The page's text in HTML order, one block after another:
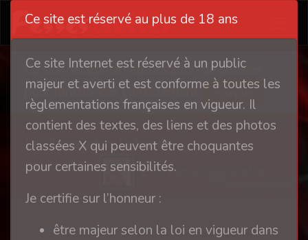
Ce site nécessite l'autorisation de cookies
pour fonctionner correctement
Accepter
La vilaine adore la fessée
Fan-d-Aquarelle
0 Retour à l'album
Ce site est réservé au plus de 18 ans
Ce site Internet est réservé à un public
majeur et averti et est conforme à toutes les
règlementations françaises en vigueur. Il
contient des textes, des liens et des photos
classées X qui peuvent être choquantes
pour certaines sensibilités.
Je certifie sur l’honneur :
être majeur selon la loi en vigueur dans